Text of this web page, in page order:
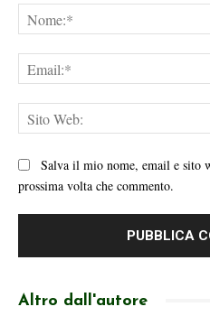
Salva il mio nome, email e sito
prossima volta che commento.
Altro dall'autore